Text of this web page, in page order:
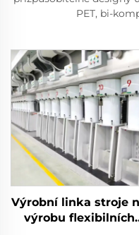
PET, bi-
Výrobní linka stroje
výrobu flexibilních